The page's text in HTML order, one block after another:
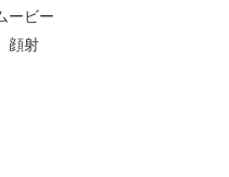
ービー
顔射